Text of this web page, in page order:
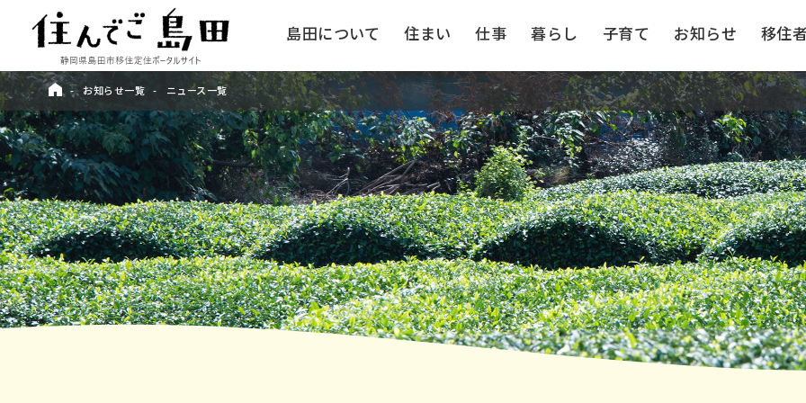
島田について 住まい 仕事 暮らし 子育て お知らせ 移住
お知らせ一覧 ニュース一覧